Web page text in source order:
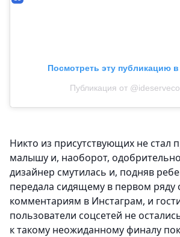
Посмотреть эту публикацию
Публикация от
Никто из присутствующих не стал
малышу и, наоборот,
дизайнер смутилась и, подняв
передала сидящему в первом ряду
комментариям в Инстаграм, и
пользователи соцсетей не
к такому неожиданному финалу